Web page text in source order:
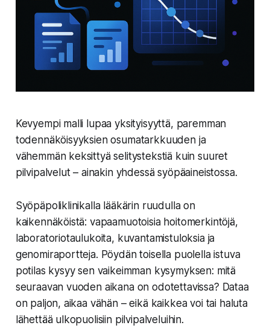
Kevyempi malli lupaa yksityisyyttä, paremman
todennäköisyyksien osumatarkkuuden ja
vähemmän keksittyä selitystekstiä kuin suuret
pilvipalvelut – ainakin yhdessä syöpäaineistossa.
Syöpäpoliklinikalla lääkärin ruudulla on
kaikennäköistä: vapaamuotoisia hoitomerkintöjä,
laboratoriotaulukoita, kuvantamistuloksia ja
genomiraportteja. Pöydän toisella puolella istuva
potilas kysyy sen vaikeimman kysymyksen: mitä
seuraavan vuoden aikana on odotettavissa? Dataa
on paljon, aikaa vähän – eikä kaikkea voi tai haluta
lähettää ulkopuolisiin pilvipalveluihin.